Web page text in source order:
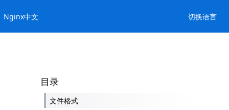
Nginx中文 切换语言
目录
文件格式